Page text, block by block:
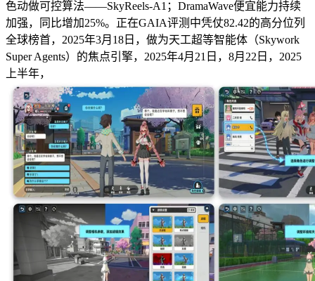
色动做可控算法——SkyReels-A1；DramaWave便宜能力持续
加强，同比增加25%。正在GAIA评测中凭仗82.42的高分位列
全球榜首，2025年3月18日，做为天工超等智能体（Skywork
Super Agents）的焦点引擎，2025年4月21日，8月22日，2025
上半年，